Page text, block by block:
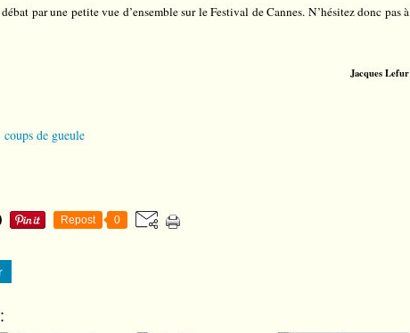
par une petite vue d’ensemble sur le Festival de Cannes. N’hésitez donc pas à
Jacques Lefur
de gueule
Repost 0